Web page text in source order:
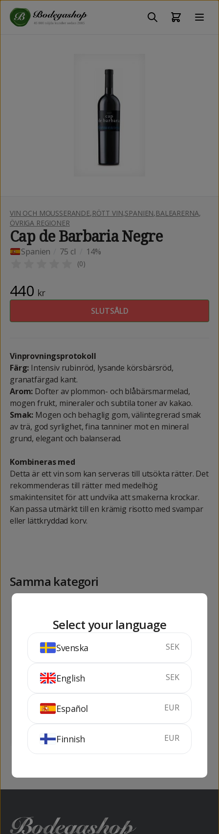
VIN OCH MOUSSERANDE,RÖTT VIN,SPANIEN,BALEARERNA,
ÖVRIGA REGIONER
Cap de Barbaria Negre
Spanien 75 cl 14%
(0)
440 kr
SLUTSÅLD
Vinprovningsprotokoll
Färg: Intensiv rubinröd, lysande körsbärsröd,
granatfärgad kant.
Arom: Dofter av plommon- och blåbärsmarmelad,
mogen frukt, mineraler och subtila toner av kakao.
Smak: Mogen och behaglig gom, välintegrerad smak
av trä, god syrlighet, fina tanniner mot en mineral
grund, elegant och balanserad.
Kombineras med
Detta är ett vin som kan serveras till utsökta rätter. Det
rekommenderas till rätter med medelhög
smakintensitet för att undvika att smakerna krockar.
Kan passa utmärkt till en krämig risotto med svampar
eller lättkryddad korv.
Samma kategori
Habla de Ti Pack (2
flaskor + 2 Riedel
Glas)
1.5 liter 12.5%
SLUTSÅLD
Reichsgraf Riesling
Eiswein
7.5%
SLUTSÅLD
Select your language
Svenska SEK
English SEK
Español EUR
Finnish EUR